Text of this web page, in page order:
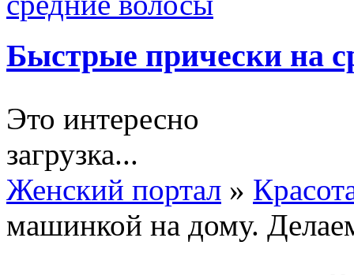
Быстрые прически на
Это интересно
загрузка...
Женский портал »
машинкой на дому.